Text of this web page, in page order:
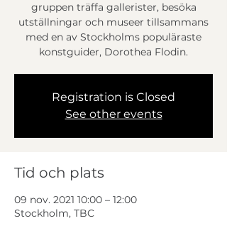
gruppen träffa gallerister, besöka
utställningar och museer tillsammans
med en av Stockholms populäraste
konstguider, Dorothea Flodin.
Registration is Closed
See other events
Tid och plats
09 nov. 2021 10:00 – 12:00
Stockholm, TBC